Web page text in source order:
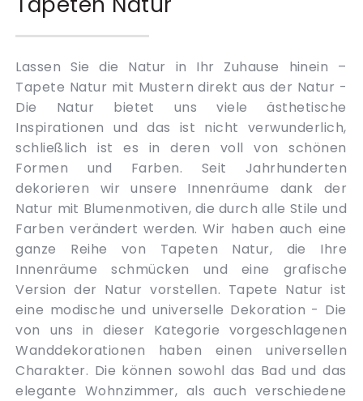
Lassen Sie die Natur in Ihr Zuhause hinein –
Tapete Natur mit Mustern direkt aus der Natur -
Die Natur bietet uns viele ästhetische
Inspirationen und das ist nicht verwunderlich,
schließlich ist es in deren voll von schönen
Formen und Farben. Seit Jahrhunderten
dekorieren wir unsere Innenräume dank der
Natur mit Blumenmotiven, die durch alle Stile und
Farben verändert werden. Wir haben auch eine
ganze Reihe von Tapeten Natur, die Ihre
Innenräume schmücken und eine grafische
Version der Natur vorstellen. Tapete Natur ist
eine modische und universelle Dekoration - Die
von uns in dieser Kategorie vorgeschlagenen
Wanddekorationen haben einen universellen
Charakter. Die können sowohl das Bad und das
elegante Wohnzimmer, als auch verschiedene